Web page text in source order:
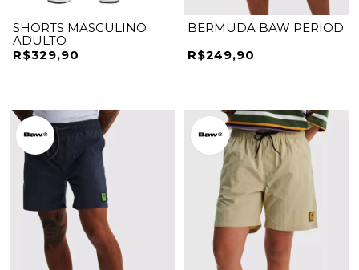
SHORTS MASCULINO
ADULTO
R$329,90
BERMUDA BAW PERIOD
R$249,90